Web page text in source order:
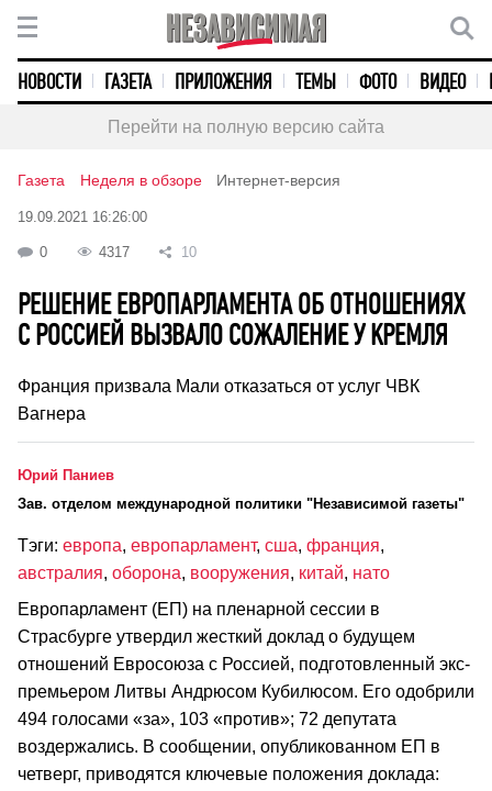
НОВОСТИ ГАЗЕТА ПРИЛОЖЕНИЯ ТЕМЫ ФОТО ВИДЕО
Перейти на полную версию сайта
Газета Неделя в обзоре Интернет-версия
19.09.2021 16:26:00
0 4317 10
РЕШЕНИЕ ЕВРОПАРЛАМЕНТА ОБ ОТНОШЕНИЯХ
С РОССИЕЙ ВЫЗВАЛО СОЖАЛЕНИЕ У КРЕМЛЯ
Франция призвала Мали отказаться от услуг ЧВК
Вагнера
Юрий Паниев
Зав. отделом международной политики "Независимой газеты"
Тэги: европа, европарламент, сша, франция,
австралия, оборона, вооружения, китай, нато
Европарламент (ЕП) на пленарной сессии в
Страсбурге утвердил жесткий доклад о будущем
отношений Евросоюза с Россией, подготовленный экс-
премьером Литвы Андрюсом Кубилюсом. Его одобрили
494 голосами «за», 103 «против»; 72 депутата
воздержались. В сообщении, опубликованном ЕП в
четверг, приводятся ключевые положения доклада: